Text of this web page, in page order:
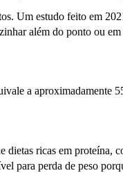
Um estudo feito em
além do ponto ou
a aproximadamente
dietas ricas em
para perda de peso